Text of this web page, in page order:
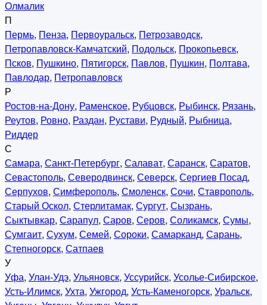
Олмалик
П
Пермь, Пенза, Первоуральск, Петрозаводск,
Петропавловск-Камчатский, Подольск, Прокопьевск,
Псков, Пушкино, Пятигорск, Павлов, Пушкин, Полтава,
Павлодар, Петропавловск
Р
Ростов-на-Дону, Раменское, Рубцовск, Рыбинск, Рязань,
Реутов, Ровно, Раздан, Рустави, Рудный, Рыбница,
Риддер
С
Самара, Санкт-Петербург, Салават, Саранск, Саратов,
Севастополь, Северодвинск, Северск, Сергиев Посад,
Серпухов, Симферополь, Смоленск, Сочи, Ставрополь,
Старый Оскол, Стерлитамак, Сургут, Сызрань,
Сыктывкар, Сарапул, Саров, Серов, Соликамск, Сумы,
Сумгаит, Сухум, Семей, Сороки, Самарканд, Сарань,
Степногорск, Сатпаев
У
Уфа, Улан-Удэ, Ульяновск, Уссурийск, Усолье-Сибирское,
Усть-Илимск, Ухта, Ужгород, Усть-Каменогорск, Уральск,